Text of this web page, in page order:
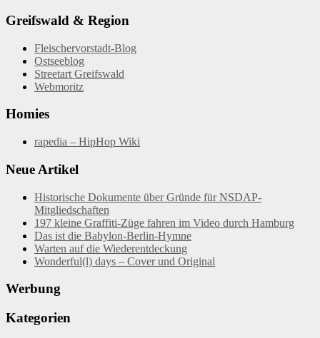
Greifswald & Region
Fleischervorstadt-Blog
Ostseeblog
Streetart Greifswald
Webmoritz
Homies
rapedia – HipHop Wiki
Neue Artikel
Historische Dokumente über Gründe für NSDAP-
Mitgliedschaften
197 kleine Graffiti-Züge fahren im Video durch Hamburg
Das ist die Babylon-Berlin-Hymne
Warten auf die Wiederentdeckung
Wonderful(l) days – Cover und Original
Werbung
Kategorien